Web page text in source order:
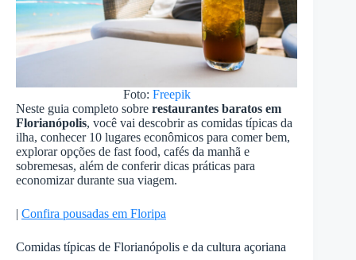
Foto: Freepik
Neste guia completo sobre restaurantes baratos em
Florianópolis, você vai descobrir as comidas típicas da
ilha, conhecer 10 lugares econômicos para comer bem,
explorar opções de fast food, cafés da manhã e
sobremesas, além de conferir dicas práticas para
economizar durante sua viagem.
| Confira pousadas em Floripa
Comidas típicas de Florianópolis e da cultura açoriana